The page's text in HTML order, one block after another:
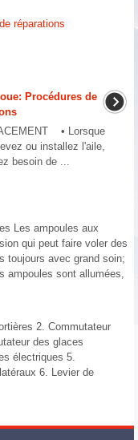
réparations
Procédures de
• Lorsque
ou installez l'aile,
besoin de ...
Les ampoules aux
qui peut faire voler des
toujours avec grand soin;
ampoules sont allumées,
2. Commutateur
des glaces
électriques 5.
6. Levier de